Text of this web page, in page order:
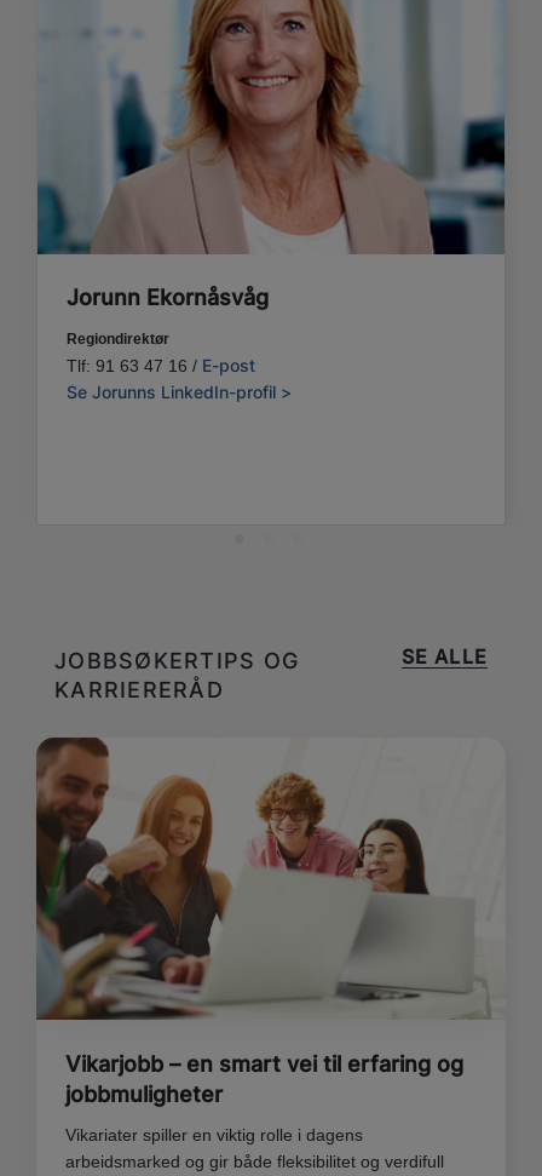
Jorunn Ekornåsvåg
Regiondirektør
Tlf: 91 63 47 16 / E-post
Se Jorunns LinkedIn-profil >
JOBBSØKERTIPS OG
KARRIERERÅD
SE ALLE
Vikarjobb – en smart vei til erfaring og
jobbmuligheter
Vikariater spiller en viktig rolle i dagens
arbeidsmarked og gir både fleksibilitet og verdifull